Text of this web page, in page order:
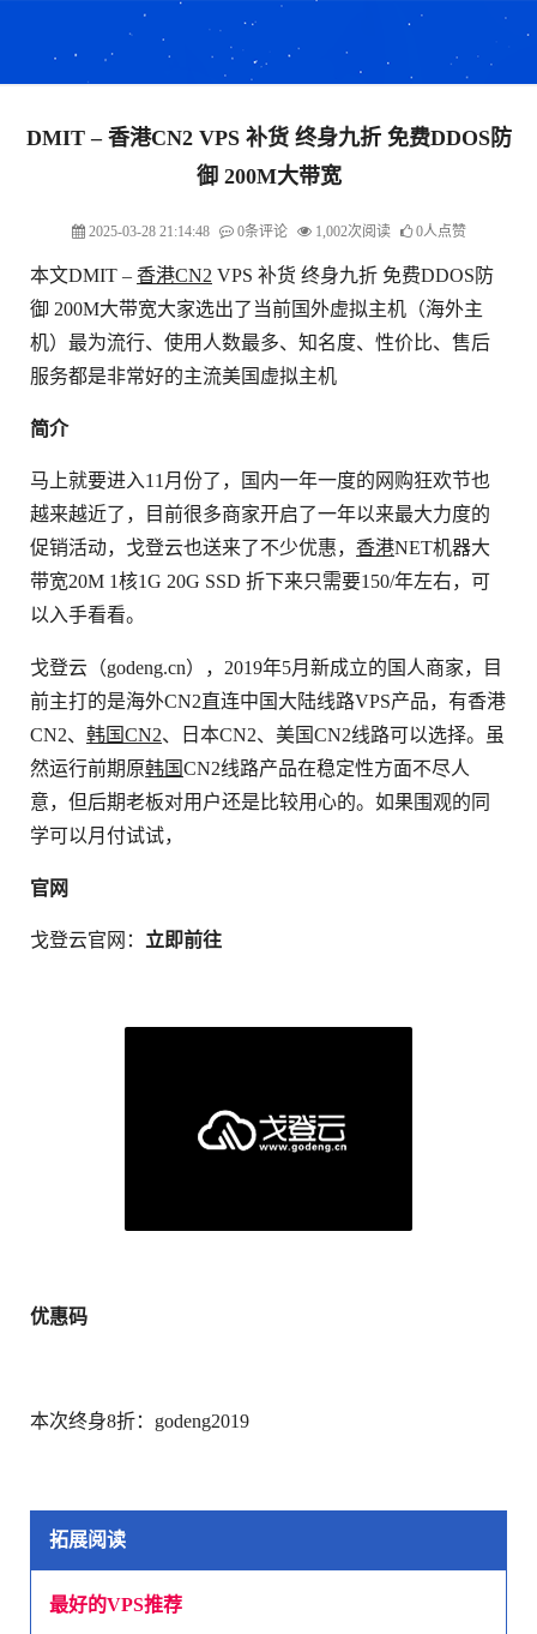
DMIT – 香港CN2 VPS 补货 终身九折 免费DDOS防
御 200M大带宽
2025-03-28 21:14:48 0条评论 1,002次阅读 0人点赞
本文DMIT – 香港CN2 VPS 补货 终身九折 免费DDOS防
御 200M大带宽大家选出了当前国外虚拟主机（海外主
机）最为流行、使用人数最多、知名度、性价比、售后
服务都是非常好的主流美国虚拟主机
简介
马上就要进入11月份了，国内一年一度的网购狂欢节也
越来越近了，目前很多商家开启了一年以来最大力度的
促销活动，戈登云也送来了不少优惠， 香港NET机器大
带宽20M 1核1G 20G SSD 折下来只需要150/年左右，可
以入手看看。
戈登云（godeng.cn），2019年5月新成立的国人商家，目
前主打的是海外CN2直连中国大陆线路VPS产品，有香港
CN2、 韩国CN2、日本CN2、美国CN2线路可以选择。虽
然运行前期原韩国CN2线路产品在稳定性方面不尽人
意，但后期老板对用户还是比较用心的。如果围观的同
学可以月付试试，
官网
戈登云官网： 立即前往
优惠码
本次终身8折：godeng2019
拓展阅读
最好的VPS推荐